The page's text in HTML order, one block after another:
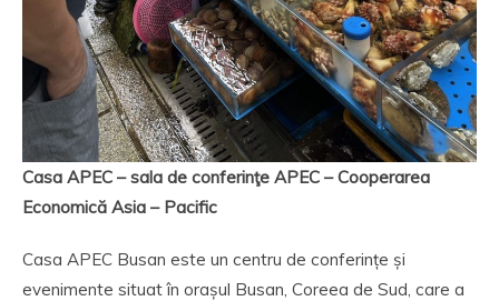
Casa APEC – sala de conferinţe APEC – Cooperarea
Economică Asia – Pacific
Casa APEC Busan este un centru de conferințe și
evenimente situat în orașul Busan, Coreea de Sud, care a